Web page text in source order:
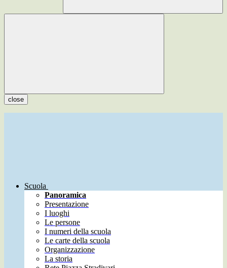
close
Scuola
Panoramica
Presentazione
I luoghi
Le persone
I numeri della scuola
Le carte della scuola
Organizzazione
La storia